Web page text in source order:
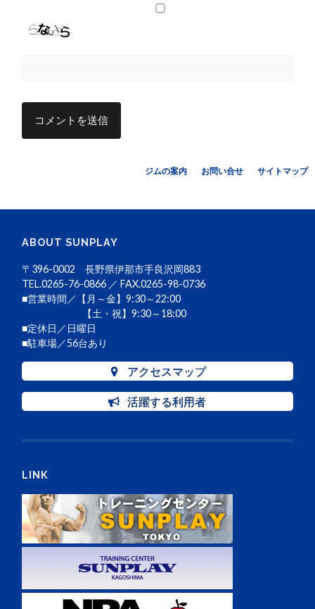
サイトマップ
お問い合せ
ジムの案内
ABOUT SUNPLAY
〒396-0002 長野県伊那市手良沢岡883
TEL.0265-76-0866 ／ FAX.0265-98-0736
■営業時間／【月～金】9:30～22:00
【土・祝】9:30～18:00
■定休日／日曜日
■駐車場／56台あり
アクセスマップ
活躍する利用者
LINK